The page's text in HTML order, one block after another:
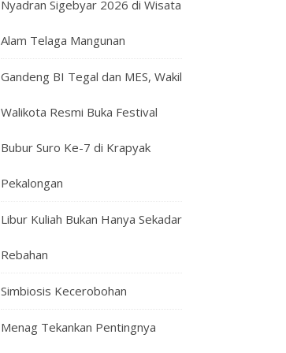
Nyadran Sigebyar 2026 di Wisata
Alam Telaga Mangunan
Gandeng BI Tegal dan MES, Wakil
Walikota Resmi Buka Festival
Bubur Suro Ke-7 di Krapyak
Pekalongan
Libur Kuliah Bukan Hanya Sekadar
Rebahan
Simbiosis Kecerobohan
Menag Tekankan Pentingnya